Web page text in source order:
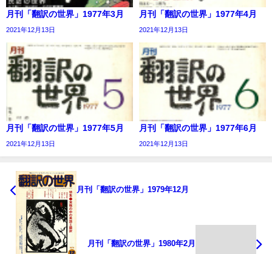
月刊「翻訳の世界」1977年3月
2021年12月13日
月刊「翻訳の世界」1977年4月
2021年12月13日
月刊「翻訳の世界」1977年5月
2021年12月13日
月刊「翻訳の世界」1977年6月
2021年12月13日
月刊「翻訳の世界」1979年12月
月刊「翻訳の世界」1980年2月